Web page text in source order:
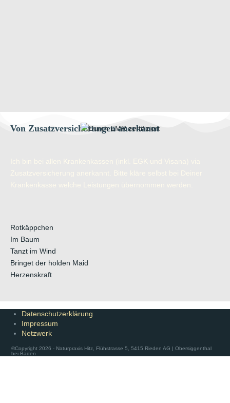
Von Zusatzversicherungen anerkannt
Rotkäppchen
Im Baum
Tanzt im Wind
Bringet der holden Maid
Herzenskraft
Datenschutzerklärung
Impressum
Netzwerk
©Copyright 2026 - Naturpraxis Hitz, Flühstrasse 5, 5415 Rieden AG | Obersiggenthal
bei Baden